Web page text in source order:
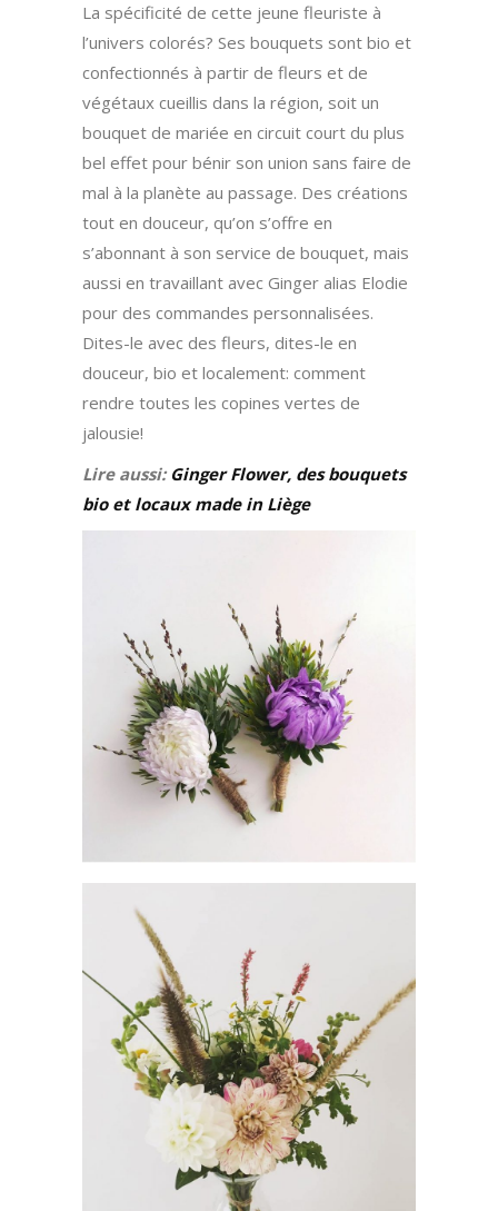
La spécificité de cette jeune fleuriste à
l’univers colorés? Ses bouquets sont bio et
confectionnés à partir de fleurs et de
végétaux cueillis dans la région, soit un
bouquet de mariée en circuit court du plus
bel effet pour bénir son union sans faire de
mal à la planète au passage. Des créations
tout en douceur, qu’on s’offre en
s’abonnant à son service de bouquet, mais
aussi en travaillant avec Ginger alias Elodie
pour des commandes personnalisées.
Dites-le avec des fleurs, dites-le en
douceur, bio et localement: comment
rendre toutes les copines vertes de
jalousie!
Lire aussi: Ginger Flower, des bouquets
bio et locaux made in Liège